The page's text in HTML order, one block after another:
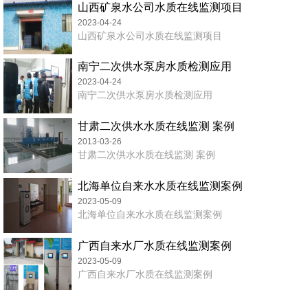
山西矿泉水公司水质在线监测项目
2023-04-24
山西矿泉水公司水质在线监测项目
南宁二次供水泵房水质检测应用
2023-04-24
南宁二次供水泵房水质检测应用
甘肃二次供水水质在线监测 案例
2013-03-26
甘肃二次供水水质在线监测 案例
北海单位自来水水质在线监测案例
2023-05-09
北海单位自来水水质在线监测案例
广西自来水厂水质在线监测案例
2023-05-09
广西自来水厂水质在线监测案例